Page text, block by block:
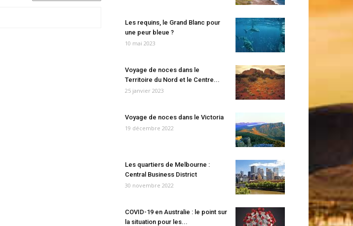
Les requins, le Grand Blanc pour
une peur bleue ?
10 mai 2023
Voyage de noces dans le
Territoire du Nord et le Centre...
25 janvier 2023
Voyage de noces dans le Victoria
19 décembre 2022
Les quartiers de Melbourne :
Central Business District
30 novembre 2022
COVID-19 en Australie : le point sur
la situation pour les...